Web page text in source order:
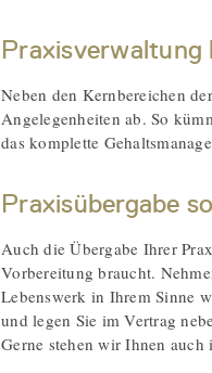
Praxisverwaltung
Neben den Kernbereichen
Angelegenheiten ab. So
das komplette
Praxisübergabe
Auch die Übergabe Ihrer
Vorbereitung braucht.
Lebenswerk in Ihrem Sinne
und legen Sie im Vertrag
Gerne stehen wir Ihnen auch